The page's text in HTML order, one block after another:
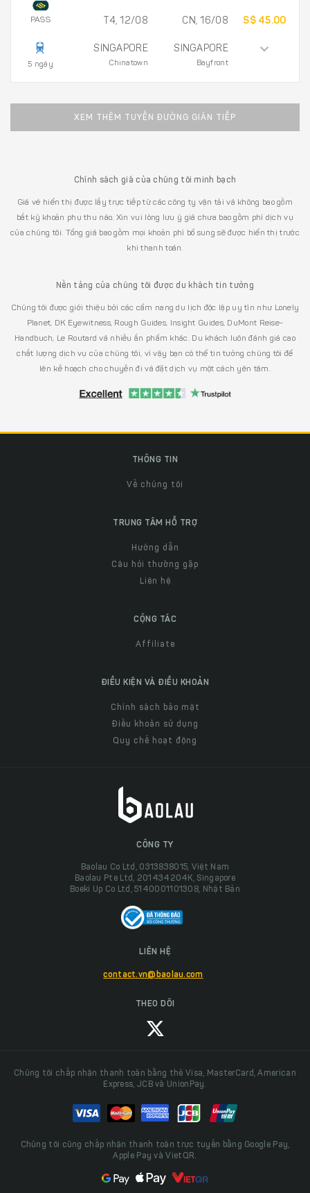
PASS
5 ngày
T4, 12/08
SINGAPORE
Chinatown
CN, 16/08
SINGAPORE
Bayfront
S$ 45.00
XEM THÊM TUYẾN ĐƯỜNG GIÁN TIẾP
Chính sách giá của chúng tôi minh bạch
Giá vé hiển thị được lấy trực tiếp từ các công ty vận tải và không bao gồm
bất kỳ khoản phụ thu nào. Xin vui lòng lưu ý giá chưa bao gồm phí dịch vụ
của chúng tôi. Tổng giá bao gồm mọi khoản phí bổ sung sẽ được hiển thị trước
khi thanh toán.
Nền tảng của chúng tôi được du khách tin tưởng
Chúng tôi được giới thiệu bởi các cẩm nang du lịch độc lập uy tín như Lonely
Planet, DK Eyewitness, Rough Guides, Insight Guides, DuMont Reise-
Handbuch, Le Routard và nhiều ấn phẩm khác. Du khách luôn đánh giá cao
chất lượng dịch vụ của chúng tôi, vì vậy bạn có thể tin tưởng chúng tôi để
lên kế hoạch cho chuyến đi và đặt dịch vụ một cách yên tâm.
THÔNG TIN
Về chúng tôi
TRUNG TÂM HỖ TRỢ
Hướng dẫn
Câu hỏi thường gặp
Liên hệ
CỘNG TÁC
Affiliate
ĐIỀU KIỆN VÀ ĐIỀU KHOẢN
Chính sách bảo mật
Điều khoản sử dụng
Quy chế hoạt động
CÔNG TY
Baolau Co Ltd, 0313838015, Việt Nam
Baolau Pte Ltd, 201434204K, Singapore
Boeki Up Co Ltd, 5140001101308, Nhật Bản
LIÊN HỆ
contact.vn@baolau.com
THEO DÕI
Chúng tôi chấp nhận thanh toán bằng thẻ Visa, MasterCard, American
Express, JCB và UnionPay.
Chúng tôi cũng chấp nhận thanh toán trực tuyến bằng Google Pay,
Apple Pay và VietQR.